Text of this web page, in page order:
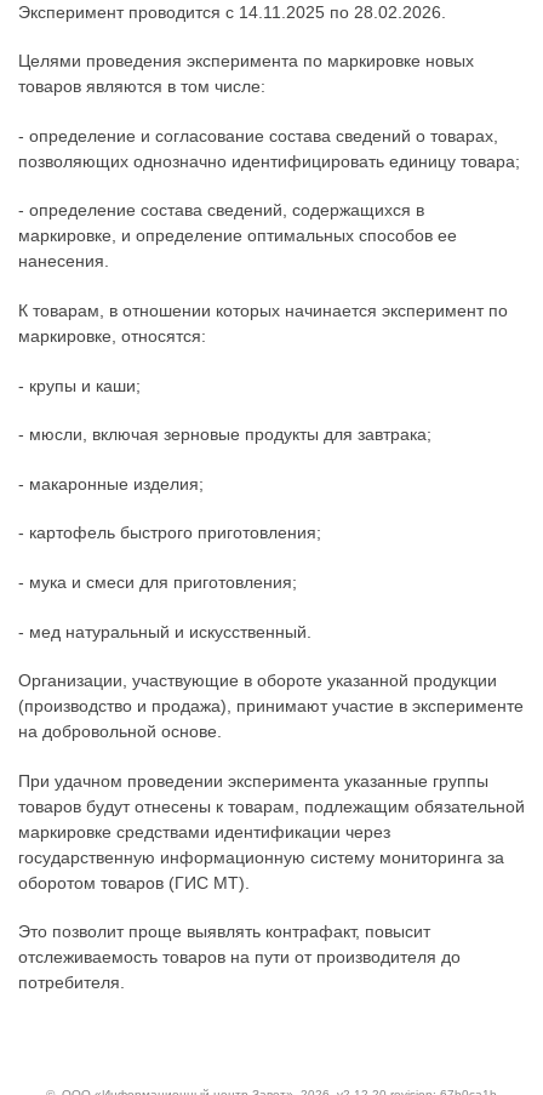
Эксперимент проводится с 14.11.2025 по 28.02.2026.
Целями проведения эксперимента по маркировке новых
товаров являются в том числе:
- определение и согласование состава сведений о товарах,
позволяющих однозначно идентифицировать единицу товара;
- определение состава сведений, содержащихся в
маркировке, и определение оптимальных способов ее
нанесения.
К товарам, в отношении которых начинается эксперимент по
маркировке, относятся:
- крупы и каши;
- мюсли, включая зерновые продукты для завтрака;
- макаронные изделия;
- картофель быстрого приготовления;
- мука и смеси для приготовления;
- мед натуральный и искусственный.
Организации, участвующие в обороте указанной продукции
(производство и продажа), принимают участие в эксперименте
на добровольной основе.
При удачном проведении эксперимента указанные группы
товаров будут отнесены к товарам, подлежащим обязательной
маркировке средствами идентификации через
государственную информационную систему мониторинга за
оборотом товаров (ГИС МТ).
Это позволит проще выявлять контрафакт, повысит
отслеживаемость товаров на пути от производителя до
потребителя.